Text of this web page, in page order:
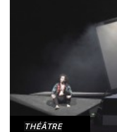
THÉÂTRE